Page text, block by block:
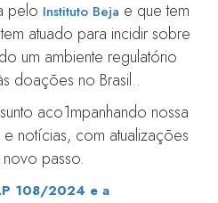
pelo Instituto Beja e que tem
atuado para incidir sobre
um ambiente regulatório
doações no Brasil..
aco1mpanhando nossa
notícias, com atualizações
passo.
108/2024 e a